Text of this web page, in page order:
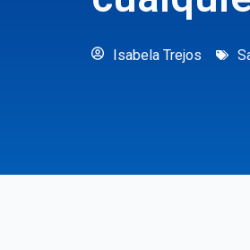
Isabela Trejos